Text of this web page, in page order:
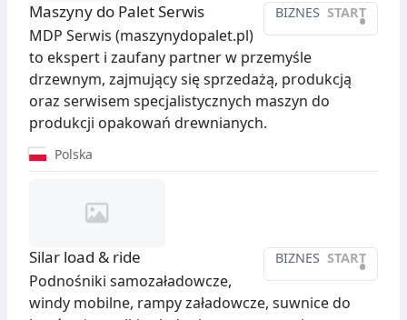
BIZNES START
•
Maszyny do Palet Serwis
MDP Serwis (maszynydopalet.pl)
to ekspert i zaufany partner w przemyśle
drzewnym, zajmujący się sprzedażą, produkcją
oraz serwisem specjalistycznych maszyn do
produkcji opakowań drewnianych.
Polska
BIZNES START
•
Silar load & ride
Podnośniki samozaładowcze,
windy mobilne, rampy załadowcze, suwnice do